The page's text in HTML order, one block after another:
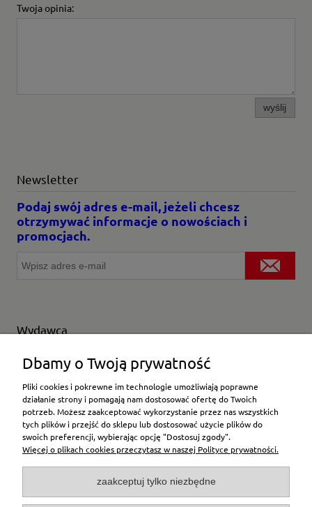
Twoja opinia:
wyślij
Newsletter
Podaj swój adres e-mail, jeżeli chcesz
otrzymywać informacje o nowościach i
promocjach.
Wydawca
Wybierz producenta
Moje konto
Płatności i dostawa
Pomoc
Dbamy o Twoją prywatność
Pliki cookies i pokrewne im technologie umożliwiają poprawne
działanie strony i pomagają nam dostosować ofertę do Twoich
potrzeb. Możesz zaakceptować wykorzystanie przez nas wszystkich
tych plików i przejść do sklepu lub dostosować użycie plików do
swoich preferencji, wybierając opcję "Dostosuj zgody".
Więcej o plikach cookies przeczytasz w naszej Polityce prywatności.
zaakceptuj tylko niezbędne